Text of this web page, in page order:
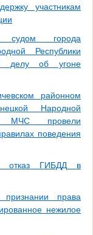
участникам
судом города
Республики
делу об угоне
районном
Народной
МЧС провели
поведения
отказ ГИБДД в
права
нежилое